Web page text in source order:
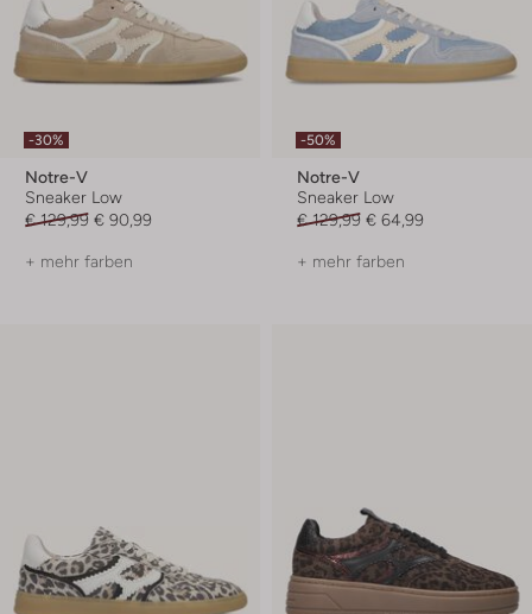
-30%
Notre-V
Sneaker Low
€ 129,99 € 90,99
+ mehr farben
-50%
Notre-V
Sneaker Low
€ 129,99 € 64,99
+ mehr farben